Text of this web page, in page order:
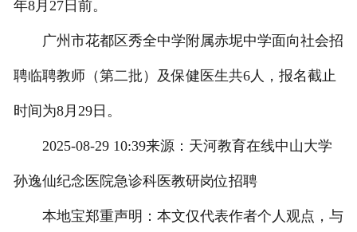
年8月27日前。
广州市花都区秀全中学附属赤坭中学面向社会招
聘临聘教师（第二批）及保健医生共6人，报名截止
时间为8月29日。
2025-08-29 10:39来源：天河教育在线中山大学
孙逸仙纪念医院急诊科医教研岗位招聘
本地宝郑重声明：本文仅代表作者个人观点，与